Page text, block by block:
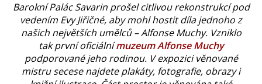
Barokní Palác Savarin prošel citlivou rekonstrukcí pod
vedením Evy Jiřičné, aby mohl hostit díla jednoho z
našich největších umělců – Alfonse Muchy. Vzniklo
tak první oficiálnímuzeum Alfonse Muchy
podporované jeho rodinou. V expozici věnované
mistru secese najdete plakáty, fotografie, obrazy i